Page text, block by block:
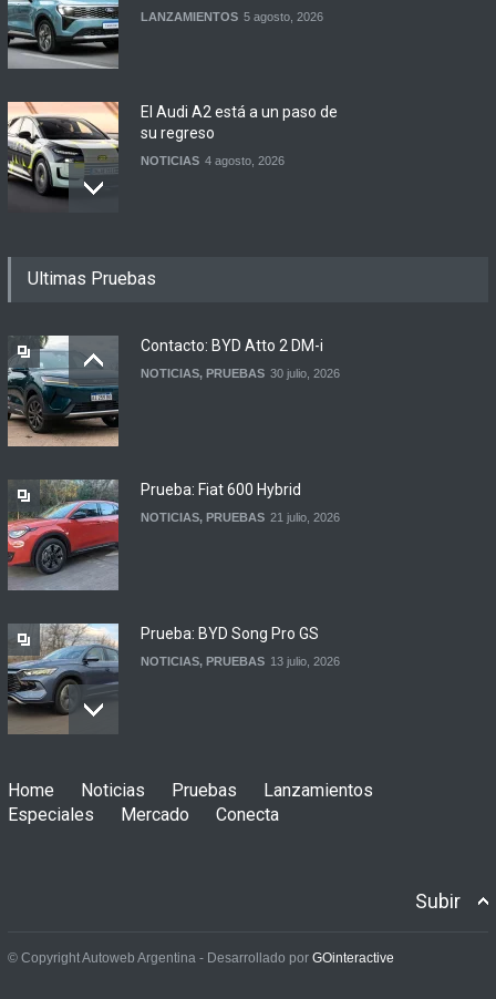
LANZAMIENTOS 5 agosto, 2026
El Audi A2 está a un paso de
su regreso
NOTICIAS 4 agosto, 2026
ciudades anunciaron el
NOTICIAS 4 agosto, 2026
Ultimas Pruebas
Contacto: BYD Atto 2 DM-i
NOTICIAS, PRUEBAS 30 julio, 2026
Prueba: Fiat 600 Hybrid
NOTICIAS, PRUEBAS 21 julio, 2026
Prueba: BYD Song Pro GS
NOTICIAS, PRUEBAS 13 julio, 2026
Rubicon 2p
Home Noticias Pruebas
Lanzamientos
Especiales
Mercado Conecta
Subir
© Copyright Autoweb Argentina - Desarrollado por GOinteractive